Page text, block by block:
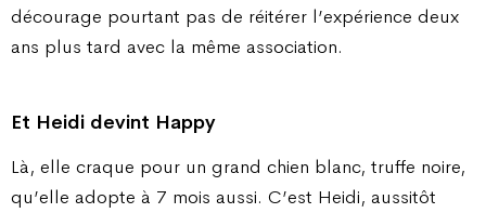
décourage pourtant pas de réitérer l’expérience deux
ans plus tard avec la même association.
Et Heidi devint Happy
Là, elle craque pour un grand chien blanc, truffe noire,
qu’elle adopte à 7 mois aussi. C’est Heidi, aussitôt